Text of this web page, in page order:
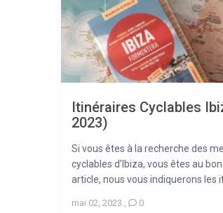
Itinéraires Cyclables
2023)
Si vous êtes à la recherche des
cyclables d’Ibiza, vous êtes au
article, nous vous indiquerons les
mai 02, 2023 , 0